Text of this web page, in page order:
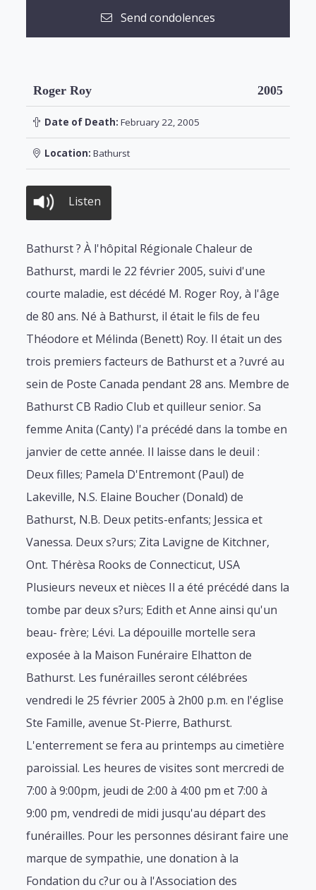
Send condolences
Roger Roy 2005
Date of Death: February 22, 2005
Location: Bathurst
Listen
Bathurst ? À l'hôpital Régionale Chaleur de
Bathurst, mardi le 22 février 2005, suivi d'une
courte maladie, est décédé M. Roger Roy, à l'âge
de 80 ans. Né à Bathurst, il était le fils de feu
Théodore et Mélinda (Benett) Roy. Il était un des
trois premiers facteurs de Bathurst et a ?uvré au
sein de Poste Canada pendant 28 ans. Membre de
Bathurst CB Radio Club et quilleur senior. Sa
femme Anita (Canty) l'a précédé dans la tombe en
janvier de cette année. Il laisse dans le deuil :
Deux filles; Pamela D'Entremont (Paul) de
Lakeville, N.S. Elaine Boucher (Donald) de
Bathurst, N.B. Deux petits-enfants; Jessica et
Vanessa. Deux s?urs; Zita Lavigne de Kitchner,
Ont. Thérèsa Rooks de Connecticut, USA
Plusieurs neveux et nièces Il a été précédé dans la
tombe par deux s?urs; Edith et Anne ainsi qu'un
beau- frère; Lévi. La dépouille mortelle sera
exposée à la Maison Funéraire Elhatton de
Bathurst. Les funérailles seront célébrées
vendredi le 25 février 2005 à 2h00 p.m. en l'église
Ste Famille, avenue St-Pierre, Bathurst.
L'enterrement se fera au printemps au cimetière
paroissial. Les heures de visites sont mercredi de
7:00 à 9:00pm, jeudi de 2:00 à 4:00 pm et 7:00 à
9:00 pm, vendredi de midi jusqu'au départ des
funérailles. Pour les personnes désirant faire une
marque de sympathie, une donation à la
Fondation du c?ur ou à l'Association des